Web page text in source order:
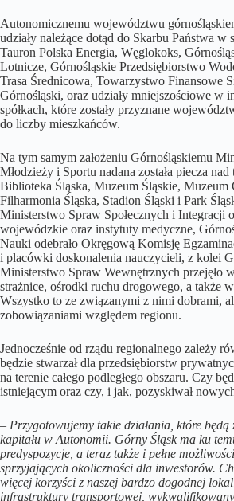
Autonomicznemu województwu
udziały należące dotąd do Skarbu Państwa w
Tauron Polska Energia, Węglokoks,
Lotnicze, Górnośląskie Przedsiębiorstwo
Trasa Średnicowa, Towarzystwo Finansowe
Górnośląski, oraz udziały mniejszościowe w
spółkach, które zostały przyznane
do liczby mieszkańców.
Na tym samym założeniu Górnośląskiemu
Młodzieży i Sportu nadana została piecza
Biblioteka Śląska, Muzeum Śląskie, Muzeum
Filharmonia Śląska, Stadion Śląski i Park
Ministerstwo Spraw Społecznych i Integracji
wojewódzkie oraz instytuty medyczne,
Nauki odebrało Okręgową Komisję
i placówki doskonalenia nauczycieli, z kolei
Ministerstwo Spraw Wewnętrznych przejęło
strażnice, ośrodki ruchu drogowego, a także
Wszystko to ze związanymi z nimi dobrami,
zobowiązaniami względem regionu.
Jednocześnie od rządu regionalnego zależy
będzie stwarzał dla przedsiębiorstw
na terenie całego podległego obszaru. Czy
istniejącym oraz czy, i jak, pozyskiwał
– Przygotowujemy takie działania, które
kapitału w Autonomii. Górny Śląsk ma ku
predyspozycje, a teraz także i pełne
sprzyjających okoliczności dla inwestorów.
więcej korzyści z naszej bardzo dogodnej
infrastruktury transportowej,